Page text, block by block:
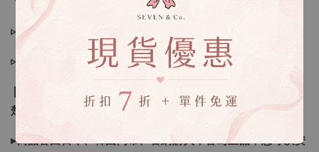
▹現貨商品１～３日內寄出
▹預購商品７～２１日（不含假日）寄出，如遇缺貨請見諒！
❙ 本賣場不接受下標後要求取消訂單（下標前請三思與看清
楚）❙
▸商品皆由日本、韓國門市、官網購入，皆為正品，您可以安